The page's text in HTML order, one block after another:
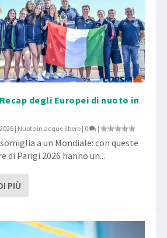
degli Europei di nuoto in
| Nuoto in acque libere | 0 |
a un Mondiale: con queste
di Parigi 2026 hanno un...
PIÙ